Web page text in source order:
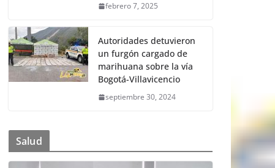
febrero 7, 2025
Autoridades detuvieron
un furgón cargado de
marihuana sobre la vía
Bogotá-Villavicencio
septiembre 30, 2024
Salud